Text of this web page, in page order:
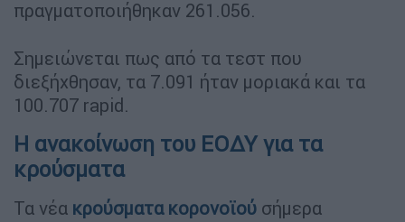
πραγματοποιήθηκαν 261.056.
Σημειώνεται πως από τα τεστ που
διεξήχθησαν, τα 7.091 ήταν μοριακά και τα
100.707 rapid.
Η ανακοίνωση του ΕΟΔΥ για τα
κρούσματα
Τα νέα κρούσματα κορονοϊού σήμερα